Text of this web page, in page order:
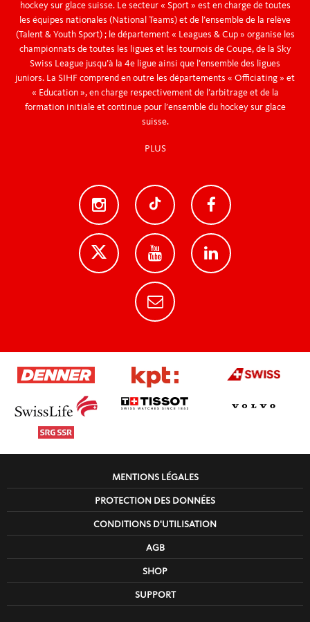
hockey sur glace suisse. Le secteur « Sport » est en charge de toutes
les équipes nationales (National Teams) et de l’ensemble de la relève
(Talent & Youth Sport) ; le département « Leagues & Cup » organise les
championnats de toutes les ligues et les tournois de Coupe, de la Sky
Swiss League jusqu’à la 4e ligue ainsi que l’ensemble des ligues
juniors. La SIHF comprend en outre les départements « Officiating » et
« Education », en charge respectivement de l’arbitrage et de la
formation initiale et continue pour l’ensemble du hockey sur glace
suisse.
PLUS
MENTIONS LÉGALES
PROTECTION DES DONNÉES
CONDITIONS D'UTILISATION
AGB
SHOP
SUPPORT